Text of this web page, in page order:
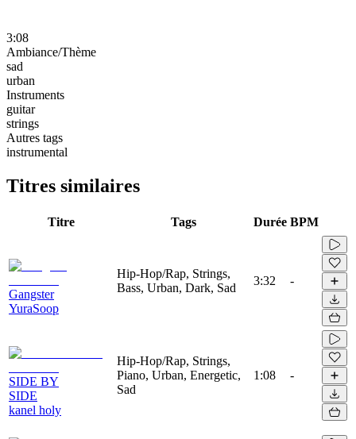
3:08
Ambiance/Thème
sad
urban
Instruments
guitar
strings
Autres tags
instrumental
Titres similaires
Titre Tags Durée BPM
Gangster
YuraSoop
Hip-Hop/Rap, Strings,
Bass, Urban, Dark, Sad
3:32 -
SIDE BY
SIDE
kanel holy
Hip-Hop/Rap, Strings,
Piano, Urban, Energetic,
Sad
1:08 -